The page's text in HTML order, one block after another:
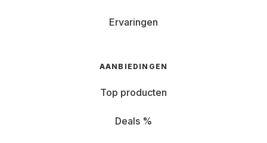
Ervaringen
AANBIEDINGEN
Top producten
Deals %